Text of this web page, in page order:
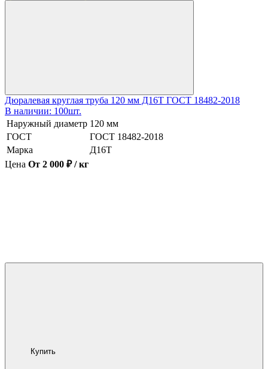
Дюралевая круглая труба 120 мм Д16Т ГОСТ 18482-2018
В наличии: 100шт.
Наружный диаметр 120 мм
ГОСТ
ГОСТ 18482-2018
Марка
Д16Т
Цена От 2 000 ₽ / кг
Купить